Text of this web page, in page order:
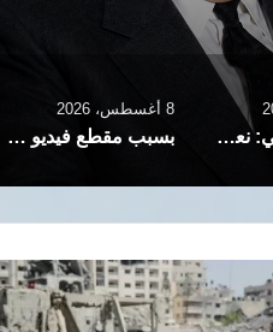
​بسبب مقطع فيديو عن “البريد المصري”.. الأجهزة الأمنية تعتقل الإعلامي والروائي طلال سيف
8 أغسطس، 2026
مرتضى منصور يطالب السيسي بالثأر بعد هجوم دمياط